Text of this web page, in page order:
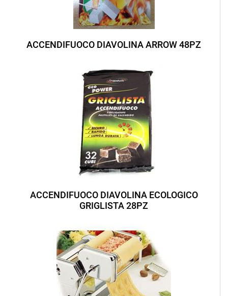
ACCENDIFUOCO DIAVOLINA ARROW 48PZ
ACCENDIFUOCO DIAVOLINA ECOLOGICO
GRIGLISTA 28PZ